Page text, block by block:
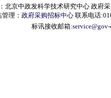
北京中政发科学技术研究中心 政府
管理： 政府采购招标中心 联系电话
标讯接收邮箱: